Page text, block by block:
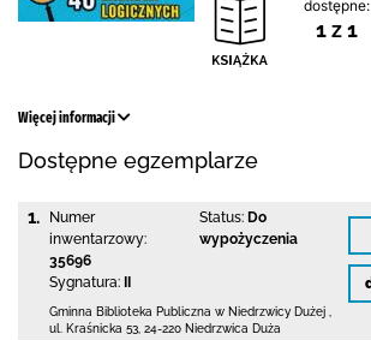
dostępne:
1 z 1
Więcej informacji
Dostępne egzemplarze
1.
Numer
inwentarzowy:
35696
Sygnatura:
Status: Do
wypożyczenia
Gminna Biblioteka Publiczna w Niedrzwicy Dużej
ul. Kraśnicka 53 24-220 Niedrzwica Duża